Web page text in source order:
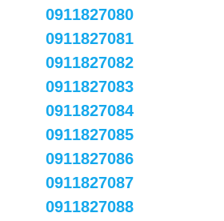
0911827080
0911827081
0911827082
0911827083
0911827084
0911827085
0911827086
0911827087
0911827088